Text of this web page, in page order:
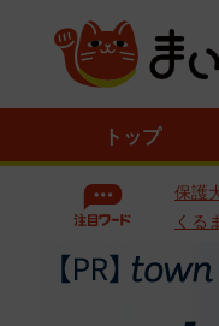
トップ
保護
くるま